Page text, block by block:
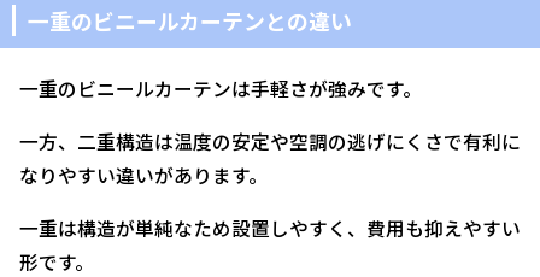
一重のビニールカーテンとの違い
一重のビニールカーテンは手軽さが強みです。
一方、二重構造は温度の安定や空調の逃げにくさで有利に
なりやすい違いがあります。
一重は構造が単純なため設置しやすく、費用も抑えやすい
形です。